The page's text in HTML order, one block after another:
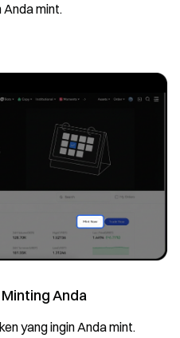
Anda mint.
Anda
yang ingin Anda mint.